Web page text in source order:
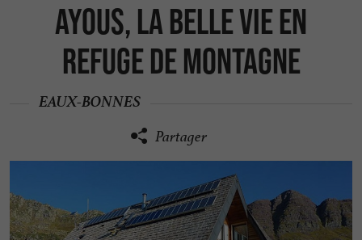
Ayous, la belle vie en
refuge de montagne
EAUX-BONNES
Partager